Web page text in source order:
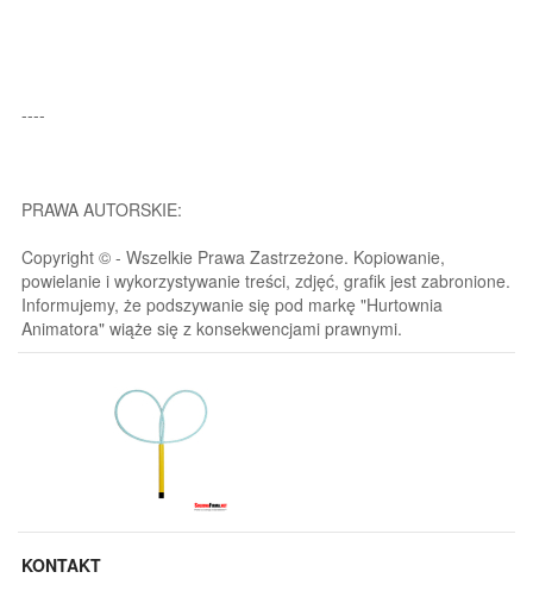
----
PRAWA AUTORSKIE:
Copyright © - Wszelkie Prawa Zastrzeżone. Kopiowanie,
powielanie i wykorzystywanie treści, zdjęć, grafik jest zabronione.
Informujemy, że podszywanie się pod markę "Hurtownia
Animatora" wiąże się z konsekwencjami prawnymi.
KONTAKT